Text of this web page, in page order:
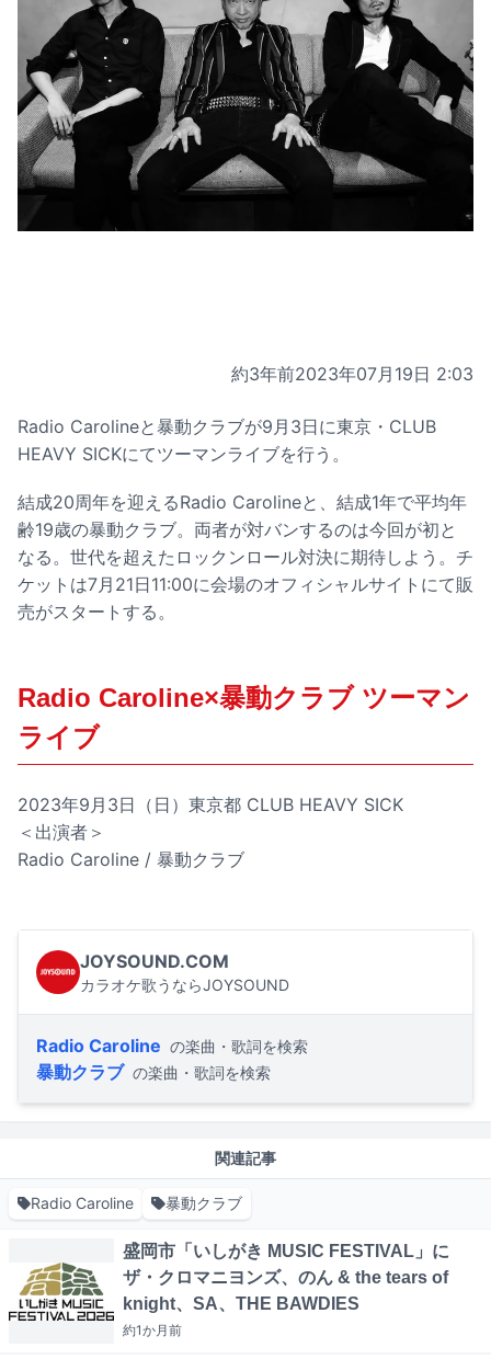
約3年前2023年07月19日 2:03
Radio Carolineと暴動クラブが9月3日に東京・CLUB
HEAVY SICKにてツーマンライブを行う。
結成20周年を迎えるRadio Carolineと、結成1年で平均年
齢19歳の暴動クラブ。両者が対バンするのは今回が初と
なる。世代を超えたロックンロール対決に期待しよう。チ
ケットは7月21日11:00に会場のオフィシャルサイトにて販
売がスタートする。
Radio Caroline×暴動クラブ ツーマン
ライブ
2023年9月3日（日）東京都 CLUB HEAVY SICK
＜出演者＞
Radio Caroline / 暴動クラブ
JOYSOUND.COM
カラオケ歌うならJOYSOUND
Radio Caroline の楽曲・歌詞を検索
暴動クラブ の楽曲・歌詞を検索
関連記事
Radio Caroline 暴動クラブ
盛岡市「いしがき MUSIC FESTIVAL」に
ザ・クロマニヨンズ、のん & the tears of
knight、SA、THE BAWDIES
約1か月前